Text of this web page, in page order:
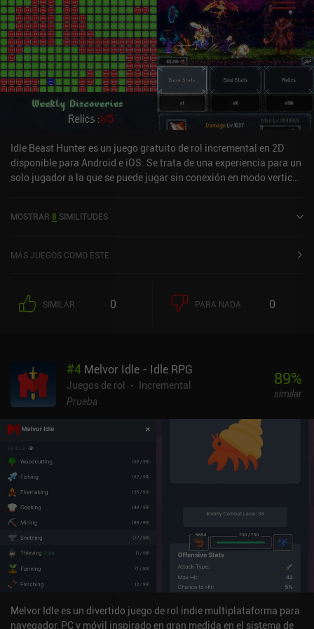
modo de lucha contra jefes que es complementario a la misión
principal. Eternal Senia - Hydrangea After The Rain ofrece largas e
ininterrumpidas sesiones de juego y un argumento interesante y
fácil de seguir. Entre conocer a los nuevos personajes y golpear
frenéticamente a nuestros enemigos, hay mucho espacio para
pasar un buen rato.
Idle Beast Hunter es un juego gratuito de rol incremental en 2D
disponible para Android e iOS. Se trata de una experiencia para un
solo jugador a la que se puede jugar sin conexión en modo vertical.
5,0 en la App Store de iOS.
MOSTRAR 8 SIMILITUDES
MÁS JUEGOS COMO ESTE
SIMILAR 0 PARA NADA 0
#4 Melvor Idle - Idle RPG
Juegos de rol
Incremental
Prueba
89%
similar
Melvor Idle es un divertido juego de rol indie multiplataforma para
navegador, PC y móvil inspirado en gran medida en el sistema de